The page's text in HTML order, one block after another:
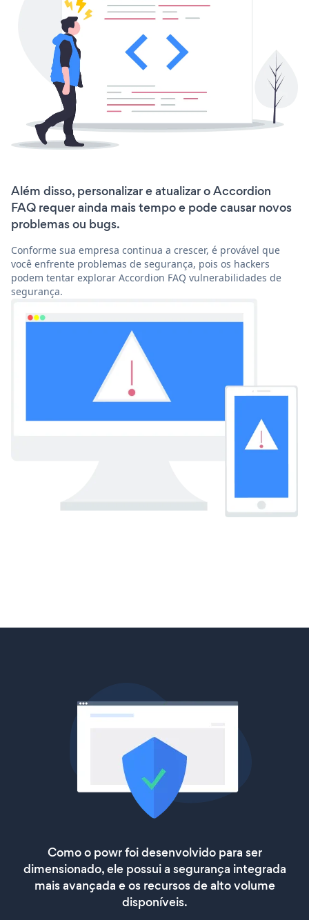
Além disso, personalizar e atualizar o Accordion
FAQ requer ainda mais tempo e pode causar novos
problemas ou bugs.
Conforme sua empresa continua a crescer, é provável que
você enfrente problemas de segurança, pois os hackers
podem tentar explorar Accordion FAQ vulnerabilidades de
segurança.
Como o powr foi desenvolvido para ser
dimensionado, ele possui a segurança integrada
mais avançada e os recursos de alto volume
disponíveis.